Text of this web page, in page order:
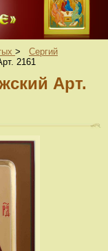
>
Сергий
2161
Арт.